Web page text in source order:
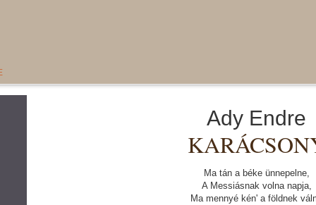
Ady Endre
Ma tán a béke ünnepelne,
A Messiásnak volna napja,
Ma mennyé kén' a földnek